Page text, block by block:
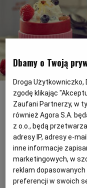
Mrożony jogurt z
Już w godzinę
zdrowy deser.
naturalny i
Dbamy o Twoją
Droga Użytkowniczko,
zgodę klikając
Zaufani Partnerzy, w
również Agora S.A.
z o.o., będą
adresy IP, adresy e-
inne informacje
marketingowych, w
reklam
preferencji w swoich